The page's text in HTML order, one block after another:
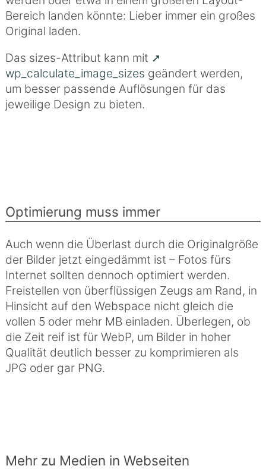
Bereich landen könnte: Lieber immer ein großes
Original laden.
Das sizes-Attribut kann mit
wp_calculate_image_sizes geändert werden,
um besser passende Auflösungen für das
jeweilige Design zu bieten.
Optimierung muss immer
Auch wenn die Überlast durch die Originalgröße
der Bilder jetzt eingedämmt ist – Fotos fürs
Internet sollten dennoch optimiert werden.
Freistellen von überflüssigen Zeugs am Rand, in
Hinsicht auf den Webspace nicht gleich die
vollen 5 oder mehr MB einladen. Überlegen, ob
die Zeit reif ist für WebP, um Bilder in hoher
Qualität deutlich besser zu komprimieren als
JPG oder gar PNG.
Mehr zu Medien in Webseiten